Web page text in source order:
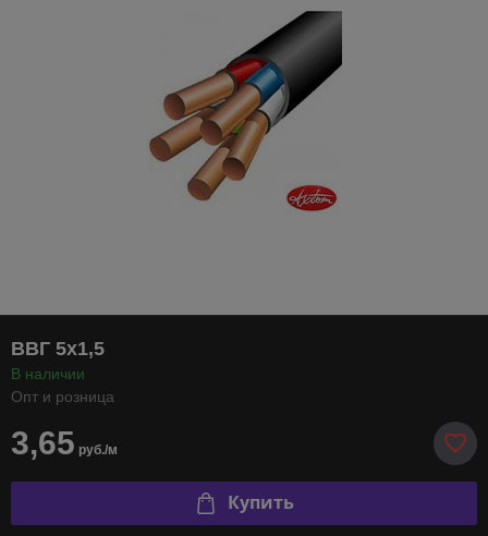
ВВГ 5х1,5
В наличии
Опт и розница
3,65 руб./м
Купить